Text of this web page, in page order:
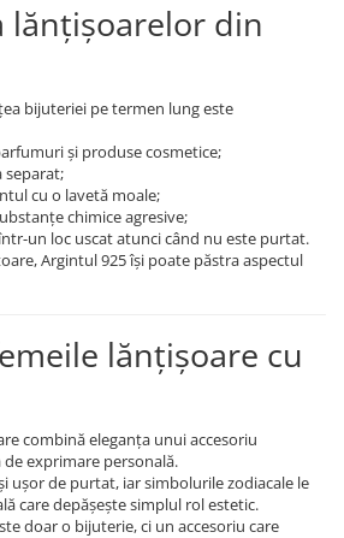
din
bijuteriei pe termen lung este
și produse cosmetice;
separat;
cu o lavetă moale;
chimice agresive;
un loc uscat atunci când nu este purtat.
Argintul 925 își poate păstra aspectul
lănțișoare cu
combină eleganța unui accesoriu
exprimare personală.
ușor de purtat, iar simbolurile zodiacale le
care depășește simplul rol estetic.
doar o bijuterie, ci un accesoriu care